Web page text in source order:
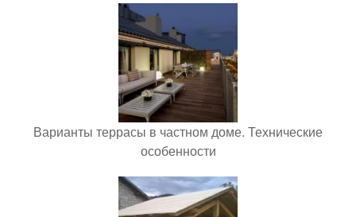
Варианты террасы в частном доме. Технические
особенности